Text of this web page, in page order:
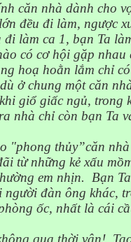
căn nhà dành cho
đều đi làm, ngược
đi làm ca 1, bạn Ta
có cơ hội gặp nhau
hoạ hoằn lắm chỉ
ở chung một căn
giổ giấc ngủ, trong
nhà chỉ còn bạn Ta
"phong thủy”căn
từ những kẻ xấu
em nhịn.
Bạn
người đàn ông khác,
ốc, nhất là cái
qua thời vận!